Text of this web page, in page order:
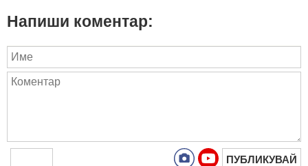
Напиши коментар:
ПУБЛИКУВАЙ